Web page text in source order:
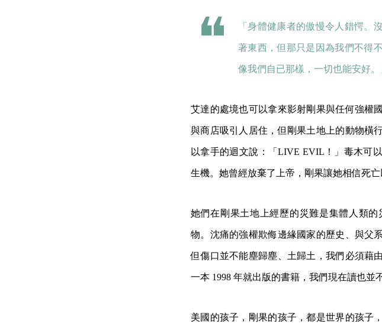
「身體健康者的傲慢令人錯愕。
著東西，但那只是因為我們不得
像我們自已那樣，一切也能安好。
艾達的處境也可以拿來影射剛果與任何強權
與商店吸引人居住，但剛果土地上的動物橫
以拿手的迴文說：「LIVE EVIL！」毒木可
生機。她曾經放棄了上帝，剛果讓她相信死亡
她們在剛果土地上經歷的災難是集體人類
物。沈痛的強權欺侮邊緣國家的歷史、與父
但傷口並不能塵歸塵、土歸土，我們必須藉
一本 1998 年就出版的書籍，我們現在讀也並
美國的孩子，剛果的孩子，都是世界的孩子